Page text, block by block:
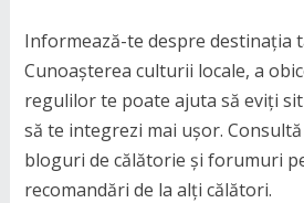
Informează-te despre destinația
Cunoașterea culturii locale, a
regulilor te poate ajuta să eviți
să te integrezi mai ușor.
bloguri de călătorie și forumuri
recomandări de la alți călători.